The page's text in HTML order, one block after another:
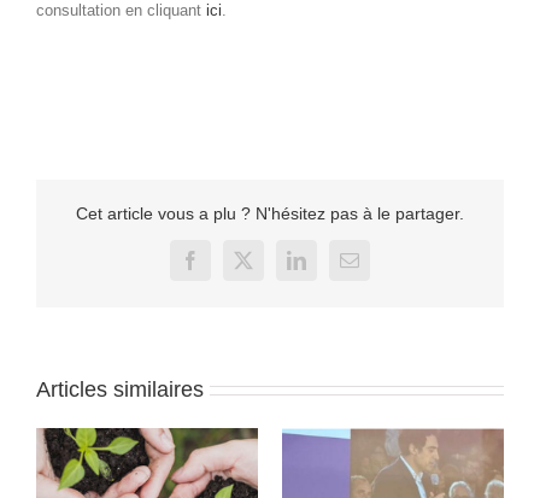
consultation en cliquant ici.
Cet article vous a plu ? N'hésitez pas à le partager.
Facebook
X LinkedInEmail
Articles similaires